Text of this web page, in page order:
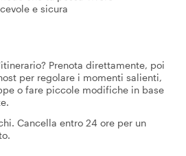
e sicura
Prenota direttamente, poi
per regolare i momenti salienti,
o fare piccole modifiche in base
Cancella entro 24 ore per un